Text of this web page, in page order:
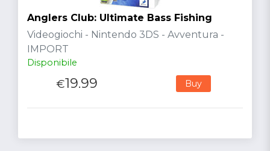
Anglers Club: Ultimate Bass Fishing
Videogiochi - Nintendo 3DS - Avventura -
IMPORT
Disponibile
€19.99 Buy